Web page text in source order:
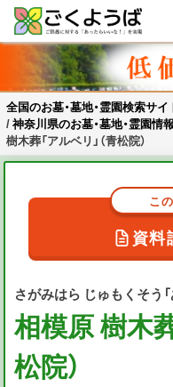
Skip
content
全国のお墓・墓地・霊園検
ご供養をもっと身近に
全国のお墓・墓地・霊園検索サイ
/神奈川県のお墓・墓地・霊園情報
樹木葬「アルベリ」（青松院）
さがみはら じゅもくそう「
相模原 樹木
松院）
こ
資料